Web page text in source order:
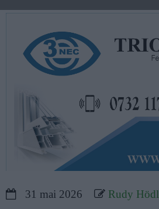
31 mai 2026 Rudy Hödl